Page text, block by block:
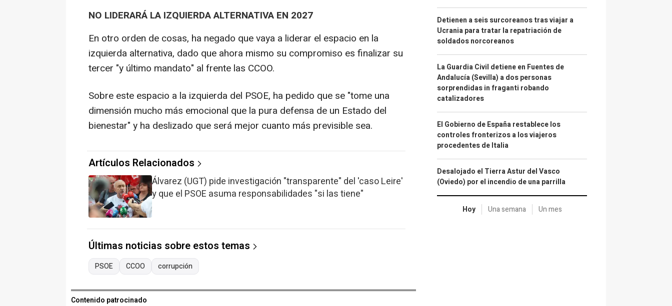
NO LIDERARÁ LA IZQUIERDA ALTERNATIVA EN 2027
En otro orden de cosas, ha negado que vaya a liderar el espacio en la
izquierda alternativa, dado que ahora mismo su compromiso es finalizar su
tercer "y último mandato" al frente las CCOO.
Sobre este espacio a la izquierda del PSOE, ha pedido que se "tome una
dimensión mucho más emocional que la pura defensa de un Estado del
bienestar" y ha deslizado que será mejor cuanto más previsible sea.
Artículos Relacionados
Álvarez (UGT) pide investigación "transparente" del 'caso Leire'
y que el PSOE asuma responsabilidades "si las tiene"
Últimas noticias sobre estos temas
PSOE CCOO corrupción
Contenido patrocinado
Detienen a seis surcoreanos tras viajar a
Ucrania para tratar la repatriación de
soldados norcoreanos
La Guardia Civil detiene en Fuentes de
Andalucía (Sevilla) a dos personas
sorprendidas in fraganti robando
catalizadores
El Gobierno de España restablece los
controles fronterizos a los viajeros
procedentes de Italia
Desalojado el Tierra Astur del Vasco
(Oviedo) por el incendio de una parrilla
Hoy Una semana Un mes